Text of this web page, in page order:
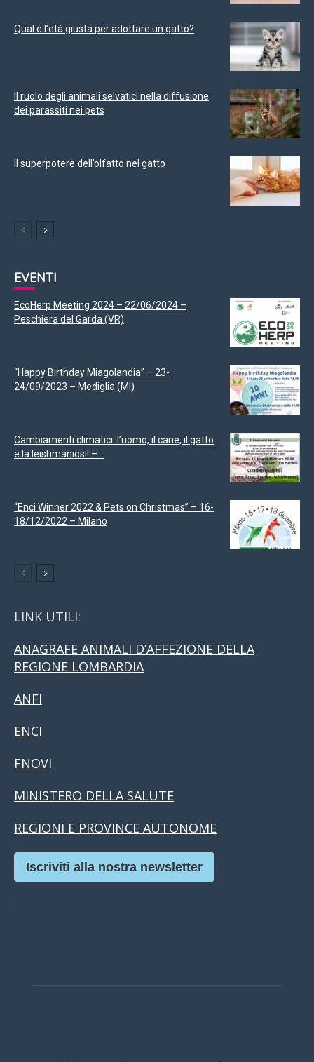
Qual è l’età giusta per adottare un gatto?
Il ruolo degli animali selvatici nella diffusione
dei parassiti nei pets
Il superpotere dell’olfatto nel gatto
EVENTI
EcoHerp Meeting 2024 – 22/06/2024 –
Peschiera del Garda (VR)
“Happy Birthday Miagolandia” – 23-
24/09/2023 – Mediglia (MI)
Cambiamenti climatici: l’uomo, il cane, il gatto
e la leishmaniosi! –...
“Enci Winner 2022 & Pets on Christmas” – 16-
18/12/2022 – Milano
LINK UTILI:
ANAGRAFE ANIMALI D’AFFEZIONE DELLA
REGIONE LOMBARDIA
ANFI
ENCI
FNOVI
MINISTERO DELLA SALUTE
REGIONI E PROVINCE AUTONOME
Iscriviti alla nostra newsletter